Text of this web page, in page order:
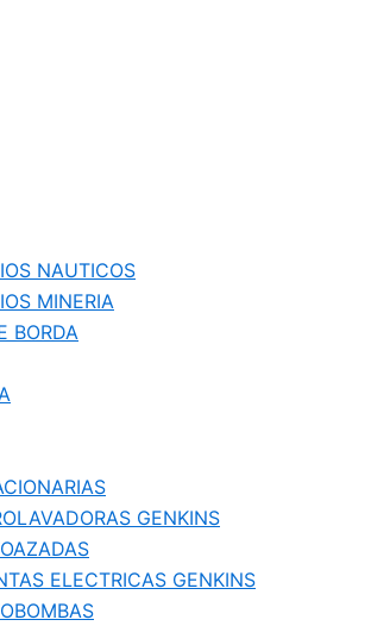
NAUTICOS
MINERIA
BORDA
GENKINS
ELECTRICAS GENKINS